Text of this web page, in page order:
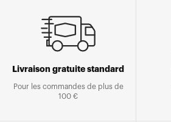
Livraison gratuite standard
Pour les commandes de plus de
100 €